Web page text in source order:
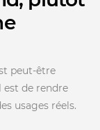
peut-être
est de rendre
usages réels.